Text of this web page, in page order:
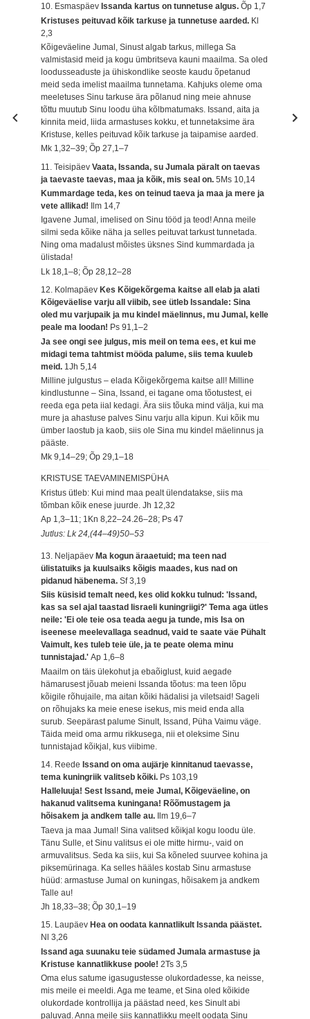
10. Esmaspäev Issanda kartus on tunnetuse algus.Õp 1,7
Kristuses peituvad kõik tarkuse ja tunnetuse aarded. Kl
2,3
Kõigeväeline Jumal, Sinust algab tarkus, millega Sa
valmistasid meid ja kogu ümbritseva kauni maailma. Sa oled
loodusseaduste ja ühiskondlike seoste kaudu õpetanud
meid seda imelist maailma tunnetama. Kahjuks oleme oma
meeletuses Sinu tarkuse ära põlanud ning meie ahnuse
tõttu muutub Sinu loodu üha kõlbmatumaks. Issand, aita ja
kinnita meid, liida armastuses kokku, et tunnetaksime ära
Kristuse, kelles peituvad kõik tarkuse ja taipamise aarded.
Mk 1,32–39; Õp 27,1–7
11. TeisipäevVaata, Issanda, su Jumala päralt on taevas
ja taevaste taevas, maa ja kõik, mis seal on.5Ms 10,14
Kummardage teda, kes on teinud taeva ja maa ja mere ja
vete allikad!
Ilm 14,7
Igavene Jumal, imelised on Sinu tööd ja teod! Anna meile
silmi seda kõike näha ja selles peituvat tarkust tunnetada.
Ning oma madalust mõistes üksnes Sind kummardada ja
ülistada!
Lk 18,1–8; Õp 28,12–28
12. Kolmapäev Kes Kõigekõrgema kaitse all elab ja alati
Kõigeväelise varju all viibib, see ütleb Issandale: Sina
oled mu varjupaik ja mu kindel mäelinnus, mu Jumal, kelle
peale ma loodan! Ps 91,1–2
Ja see ongi see julgus, mis meil on tema ees, et kui me
midagi tema tahtmist mööda palume, siis tema kuuleb
meid. 1Jh 5,14
Milline julgustus – elada Kõigekõrgema kaitse all! Milline
kindlustunne – Sina, Issand, ei tagane oma tõotustest, ei
reeda ega peta iial kedagi. Ära siis tõuka mind välja, kui ma
mure ja ahastuse palves Sinu varju alla kipun. Kui kõik mu
ümber laostub ja kaob, siis ole Sina mu kindel mäelinnus ja
pääste.
Mk 9,14–29; Õp 29,1–18
KRISTUSE TAEVAMINEMISPÜHA
Kristus ütleb: Kui mind maa pealt ülendatakse, siis ma
tõmban kõik enese juurde.Jh 12,32
Ap 1,3–11; 1Kn 8,22–24.26–28; Ps 47
Jutlus: Lk 24,(44–49)50–53
13. NeljapäevMa kogun äraaetuid; ma teen nad
ülistatuiks ja kuulsaiks kõigis maades, kus nad on
pidanud häbenema.Sf 3,19
Siis küsisid temalt need, kes olid kokku tulnud: 'Issand,
kas sa sel ajal taastad Iisraeli kuningriigi?' Tema aga ütles
neile: 'Ei ole teie osa teada aegu ja tunde, mis Isa on
iseenese meelevallaga seadnud, vaid te saate väe Pühalt
Vaimult, kes tuleb teie üle, ja te peate olema minu
tunnistajad.'Ap 1,6–8
Maailm on täis ülekohut ja ebaõiglust, kuid aegade
hämarusest jõuab meieni Issanda tõotus: ma teen lõpu
kõigile rõhujaile, ma aitan kõiki hädalisi ja viletsaid! Sageli
on rõhujaks ka meie enese isekus, mis meid enda alla
surub. Seepärast palume Sinult, Issand, Püha Vaimu väge.
Täida meid oma armu rikkusega, nii et oleksime Sinu
tunnistajad kõikjal, kus viibime.
14. Reede Issand on oma aujärje kinnitanud taevasse,
tema kuningriik valitseb kõiki. Ps 103,19
Halleluuja! Sest Issand, meie Jumal, Kõigeväeline, on
hakanud valitsema kuningana! Rõõmustagem ja
hõisakem ja andkem talle au.
Ilm 19,6–7
Taeva ja maa Jumal! Sina valitsed kõikjal kogu loodu üle.
Tänu Sulle, et Sinu valitsus ei ole mitte hirmu-, vaid on
armuvalitsus. Seda ka siis, kui Sa kõneled suurvee kohina ja
piksemürinaga. Ka selles hääles kostab Sinu armastuse
hüüd: armastuse Jumal on kuningas, hõisakem ja andkem
Talle au!
Jh 18,33–38; Õp 30,1–19
15. Laupäev Hea on oodata kannatlikult Issanda päästet.
Nl 3,26
Issand aga suunaku teie südamed Jumala armastuse ja
Kristuse kannatlikkuse poole!2Ts 3,5
Oma elus satume igasugustesse olukordadesse, ka neisse,
mis meile ei meeldi. Aga me teame, et Sina oled kõikide
olukordade kontrollija ja päästad need, kes Sinult abi
paluvad. Anna meile siis kannatlikku meelt oodata Sinu